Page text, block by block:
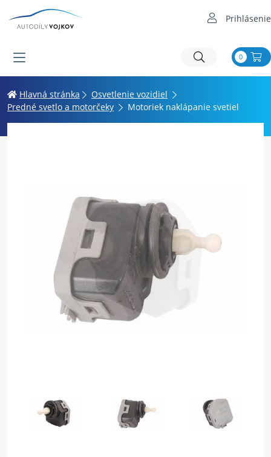
Prihlásenie
0
Hlavná stránka
Osvetlenie vozidiel
Predné svetlo a motorčeky
Motoriek naklápanie svetiel